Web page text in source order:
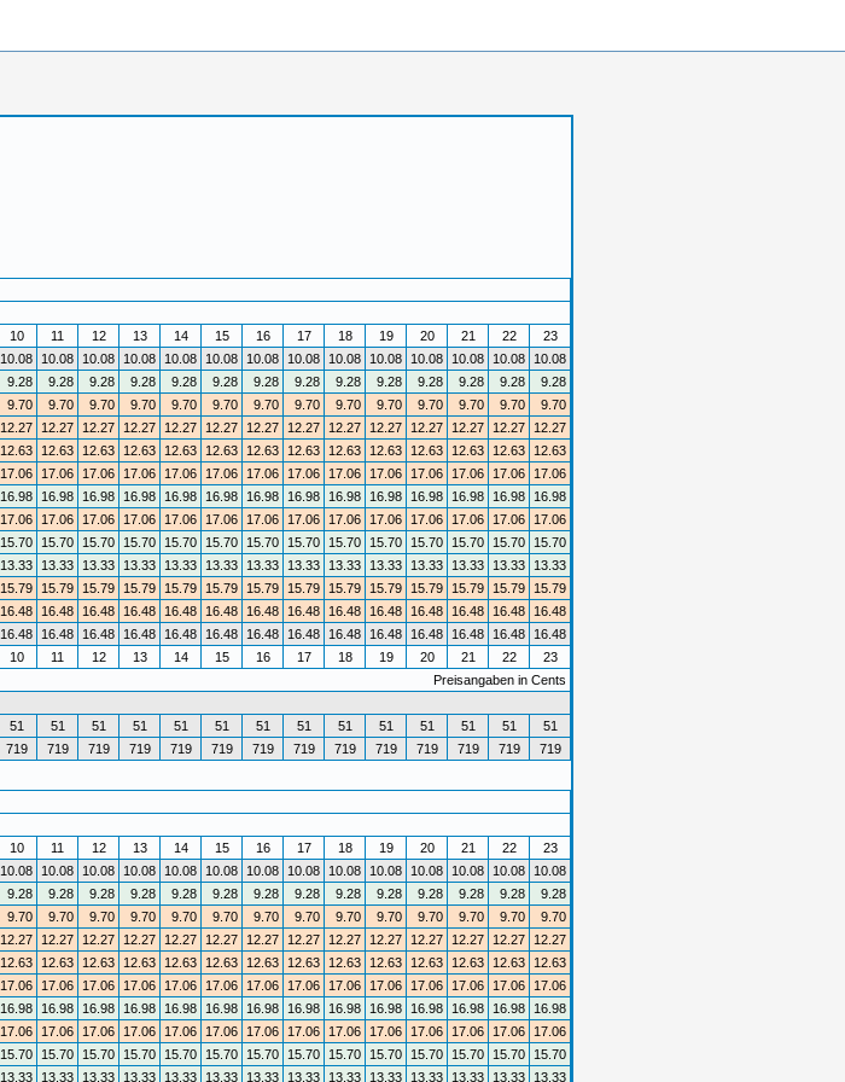
10 11 12 13 14 15 16 17 18 19 20 21 22
23
10.08 10.08 10.08 10.08 10.08 10.08 10.08 10.08 10.08 10.08 10.08 10.08 10.08
10.08
9.28 9.28 9.28 9.28 9.28 9.28 9.28 9.28 9.28 9.28 9.28 9.28 9.28
9.28
9.70 9.70 9.70 9.70 9.70 9.70 9.70 9.70 9.70 9.70 9.70 9.70 9.70
9.70
12.27 12.27 12.27 12.27 12.27 12.27 12.27 12.27 12.27 12.27 12.27 12.27 12.27
12.27
12.63 12.63 12.63 12.63 12.63 12.63 12.63 12.63 12.63 12.63 12.63 12.63 12.63
12.63
17.06 17.06 17.06 17.06 17.06 17.06 17.06 17.06 17.06 17.06 17.06 17.06 17.06
17.06
16.98 16.98 16.98 16.98 16.98 16.98 16.98 16.98 16.98 16.98 16.98 16.98 16.98
16.98
17.06 17.06 17.06 17.06 17.06 17.06 17.06 17.06 17.06 17.06 17.06 17.06 17.06
17.06
15.70 15.70 15.70 15.70 15.70 15.70 15.70 15.70 15.70 15.70 15.70 15.70 15.70
15.70
13.33 13.33 13.33 13.33 13.33 13.33 13.33 13.33 13.33 13.33 13.33 13.33 13.33
13.33
15.79 15.79 15.79 15.79 15.79 15.79 15.79 15.79 15.79 15.79 15.79 15.79 15.79
15.79
16.48 16.48 16.48 16.48 16.48 16.48 16.48 16.48 16.48 16.48 16.48 16.48 16.48
16.48
16.48 16.48 16.48 16.48 16.48 16.48 16.48 16.48 16.48 16.48 16.48 16.48 16.48
16.48
10 11 12 13 14 15 16 17 18 19 20 21 22
23
Preisangaben in Cents
51 51 51 51 51 51 51 51 51 51 51 51 51
51
719 719 719 719 719 719 719 719 719 719 719 719 719 719
10 11 12 13 14 15 16 17 18 19 20 21 22
23
10.08 10.08 10.08 10.08 10.08 10.08 10.08 10.08 10.08 10.08 10.08 10.08 10.08
10.08
9.28 9.28 9.28 9.28 9.28 9.28 9.28 9.28 9.28 9.28 9.28 9.28 9.28
9.28
9.70 9.70 9.70 9.70 9.70 9.70 9.70 9.70 9.70 9.70 9.70 9.70 9.70
9.70
12.27 12.27 12.27 12.27 12.27 12.27 12.27 12.27 12.27 12.27 12.27 12.27 12.27
12.27
12.63 12.63 12.63 12.63 12.63 12.63 12.63 12.63 12.63 12.63 12.63 12.63 12.63
12.63
17.06 17.06 17.06 17.06 17.06 17.06 17.06 17.06 17.06 17.06 17.06 17.06 17.06
17.06
16.98 16.98 16.98 16.98 16.98 16.98 16.98 16.98 16.98 16.98 16.98 16.98 16.98
16.98
17.06 17.06 17.06 17.06 17.06 17.06 17.06 17.06 17.06 17.06 17.06 17.06 17.06
17.06
15.70 15.70 15.70 15.70 15.70 15.70 15.70 15.70 15.70 15.70 15.70 15.70 15.70
15.70
13.33 13.33 13.33 13.33 13.33 13.33 13.33 13.33 13.33 13.33 13.33 13.33 13.33 13.33